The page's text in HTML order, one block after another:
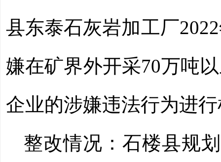
县东泰石灰岩加工厂
嫌在矿界外开采70万吨
企业的涉嫌违法行为进
整改情况： 石楼县规